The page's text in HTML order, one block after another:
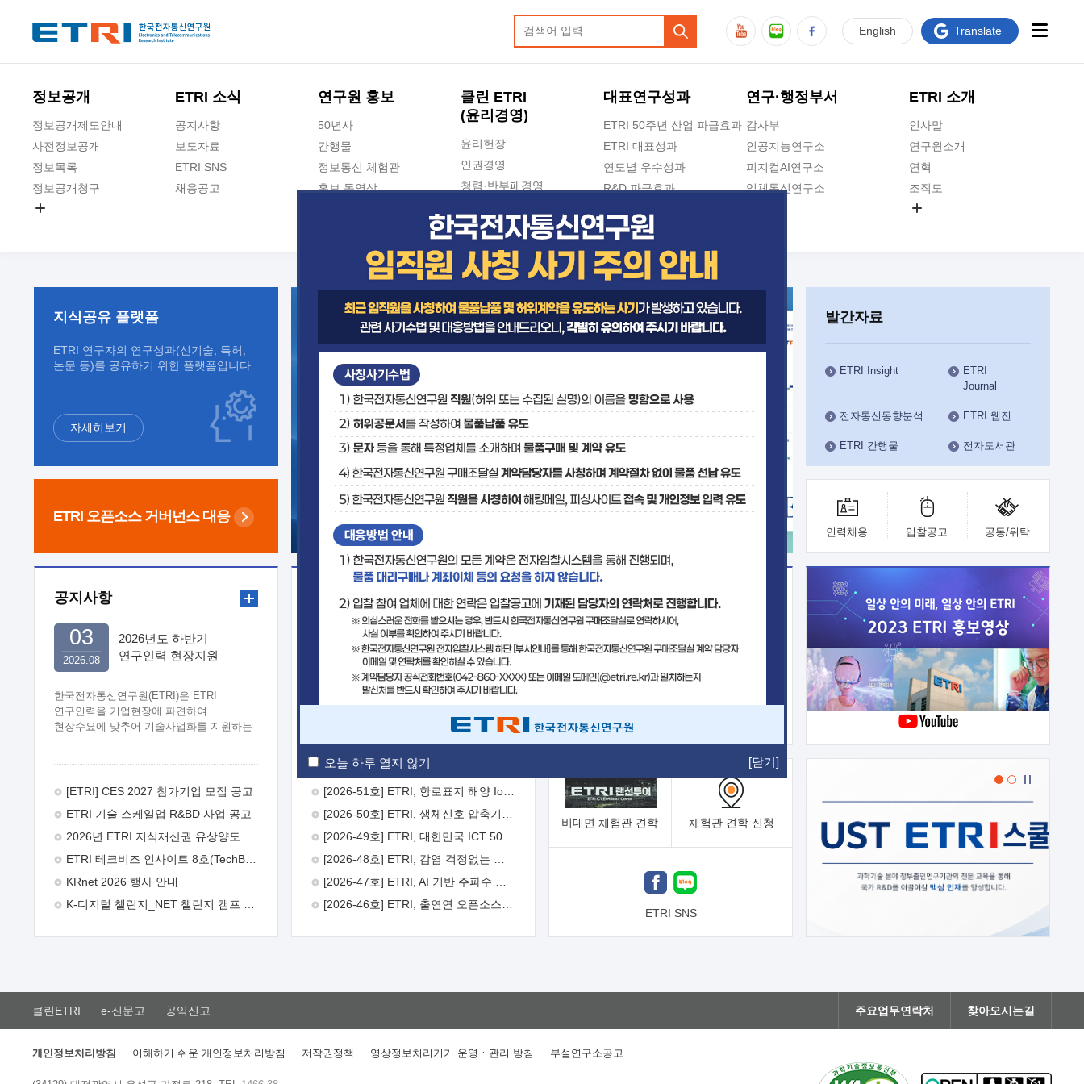
오늘 하루 열지 않기 [닫기]
정보공개
정보공개제도안내
사전정보공개
정보목록
정보공개청구
ETRI 소식
공지사항
보도자료
ETRI SNS
채용공고
연구원 홍보
50년사
간행물
정보통신 체험관
홍보 동영상
클린 ETRI
(윤리경영)
윤리헌장
인권경영
청렴·반부패경영
청렴포털 신고
수의계약 현황
부패징계 현황
감사결과공개
대표연구성과
ETRI 50주년 산업 파급효과
ETRI 대표성과
연도별 우수성과
R&D 파급효과
지식공유플랫폼
연구·행정부서
감사부
인공지능연구소
피지컬AI연구소
입체통신연구소
인공지능안전연구소
우주항공반도체전략연구단
대경권연구본부
호남권연구본부
기획본부
사업화본부
행정본부
대외협력부
ETRI 소개
인사말
연구원소개
연혁
조직도
ETRI CI
English Translate
지식공유 플랫폼
ETRI 연구자의 연구성과(신기술, 특허,
논문 등)를 공유하기 위한 플랫폼입니다.
자세히보기
ETRI 오픈소스 거버넌스 대응
발간자료
ETRI Insight
ETRI
Journal
전자통신동향분석 ETRI 웹진
ETRI 간행물 전자도서관
인력채용 입찰공고 공동/위탁
공지사항
2026년도 하반기
연구인력 현장지원
한국전자통신연구원(ETRI)은 ETRI
연구인력을 기업현장에 파견하여
현장수요에 맞추어 기술사업화를 지원하는
주시기 바랍니다. 2026년 8월
추진목적: ETRI 인력을 기업현장에 파견.
기술지원을 실시함으로써 ETRI 개발기술의
극대화하고, 지원기업을 강견기업으로
육성하고자 함.  신청자격: ETRI
ETRI 창업/연구소기업, 기술이전/출자기업
(2 ~ 3년차) 연봉의 40%  추진일정(1)
희망기업 신청/접수(2)희망인력-희망기업
매칭(3)현장조사/ 선정(심의)(4)협약체결
26일 9월초순 9월 중순 10월 이후*
2026.08
03
[ETRI] CES 2027 참가기업 모집 공고
ETRI 기술 스케일업 R&BD 사업 공고
ETRI 테크비즈 인사이트 8호(TechBiz Insight Vol.8) 발간
KRnet 2026 행사 안내
보도자료
[2026-52호] ETRI, ITU-T 자율주행차 국제표준화 주도한다
기술사업화플랫폼/기술이전
기술예고 중소기업 지원
보유특허 이전가능 기술
융합기술연구생산센터 반도체실험실
비대면 체험관 견학 체험관 견학 신청
ETRI SNS
클린ETRI e-신문고 공익신고 주요업무연락처 찾아오시는길
개인정보처리방침 이해하기 쉬운 개인정보처리방침 저작권정책 영상정보처리기기 운영ㆍ관리 방침 부설연구소공고